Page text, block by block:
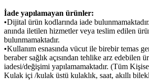
İade yapılamayan ürünler:
•Dijital ürün kodlarında iade
anında iletilen hizmetler veya teslim edilen
bulunmamaktadır.
•Kullanım esnasında vücut ile birebir temas
beraber sağlık açısından tehlike arz edebilen
iadesi/değişimi yapılamamaktadır. (Tüm
Kulak içi /kulak üstü kulaklık, saat, akıllı